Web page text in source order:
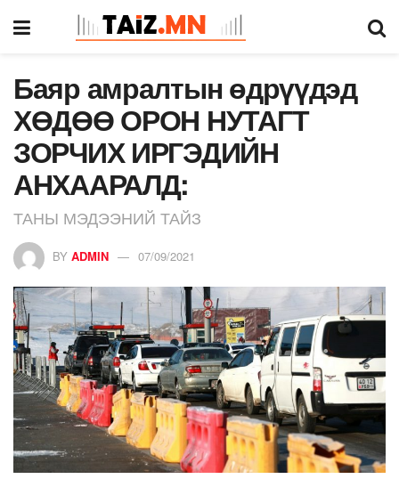
Баяр амралтын өдрүүдэд
ХӨДӨӨ ОРОН НУТАГТ
ЗОРЧИХ ИРГЭДИЙН
АНХААРАЛД:
ТАНЫ МЭДЭЭНИЙ ТАЙЗ
BY ADMIN 07/09/2021